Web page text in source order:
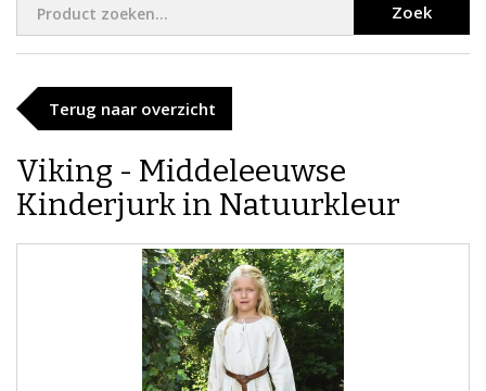
Zoek
Terug naar overzicht
Viking - Middeleeuwse
Kinderjurk in Natuurkleur